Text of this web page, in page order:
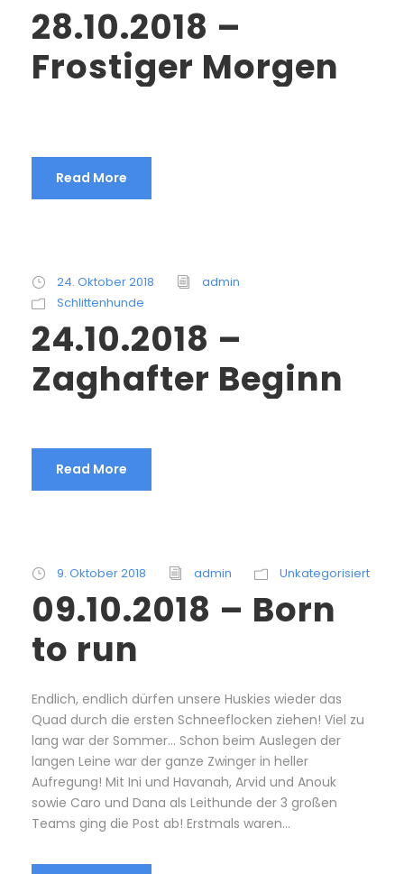
28.10.2018 –
Frostiger Morgen
Read More
24. Oktober 2018
admin
Schlittenhunde
24.10.2018 –
Zaghafter Beginn
Read More
9. Oktober 2018 admin Unkategorisiert
09.10.2018 – Born
to run
Endlich, endlich dürfen unsere Huskies wieder das
Quad durch die ersten Schneeflocken ziehen! Viel zu
lang war der Sommer… Schon beim Auslegen der
langen Leine war der ganze Zwinger in heller
Aufregung! Mit Ini und Havanah, Arvid und Anouk
sowie Caro und Dana als Leithunde der 3 großen
Teams ging die Post ab! Erstmals waren...